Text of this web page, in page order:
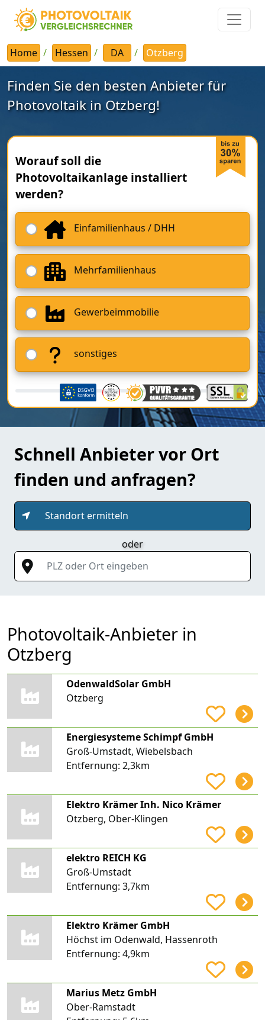
Home Hessen DA Otzberg
Finden Sie den besten Anbieter für
Photovoltaik in Otzberg!
Worauf soll die
Photovoltaikanlage installiert
werden?
Einfamilienhaus / DHH
Mehrfamilienhaus
Gewerbeimmobilie
sonstiges
Schnell Anbieter vor Ort
finden und anfragen?
Standort ermitteln
oder
PLZ oder Ort eingeben
Photovoltaik-Anbieter in
Otzberg
OdenwaldSolar GmbH
Otzberg
Energiesysteme Schimpf GmbH
Groß-Umstadt, Wiebelsbach
Entfernung: 2,3km
Elektro Krämer Inh. Nico Krämer
Otzberg, Ober-Klingen
elektro REICH KG
Groß-Umstadt
Entfernung: 3,7km
Elektro Krämer GmbH
Höchst im Odenwald, Hassenroth
Entfernung: 4,9km
Marius Metz GmbH
Ober-Ramstadt